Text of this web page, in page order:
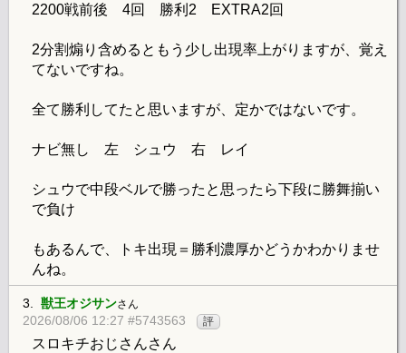
2200戦前後 4回 勝利2 EXTRA2回
2分割煽り含めるともう少し出現率上がりますが、覚え
てないですね。
全て勝利してたと思いますが、定かではないです。
ナビ無し 左 シュウ 右 レイ
シュウで中段ベルで勝ったと思ったら下段に勝舞揃い
で負け
もあるんで、トキ出現＝勝利濃厚かどうかわかりませ
んね。
3. 獣王オジサンさん
2026/08/06 12:27 #5743563 評
スロキチおじさんさん